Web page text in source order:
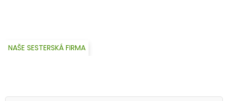
NAŠE SESTERSKÁ FIRMA